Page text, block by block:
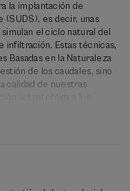
la implantación de
(SUDS), es decir, unas
el ciclo natural del
infiltración. Estas técnicas,
Basadas en la Naturaleza
de los caudales, sino
calidad de nuestras
con ciertos
al medio natural así como
el intercambio de
sobre estas técnicas